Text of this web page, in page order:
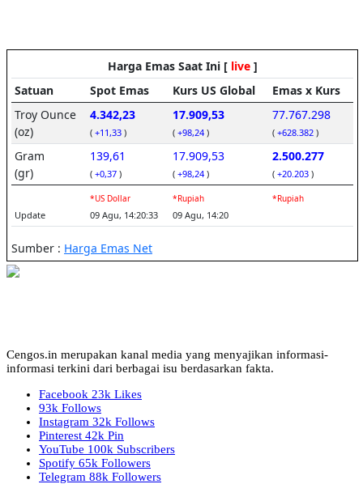
Cengos.in merupakan kanal media yang menyajikan informasi-
informasi terkini dari berbagai isu berdasarkan fakta.
Facebook 23k Likes
93k Follows
Instagram 32k Follows
Pinterest 42k Pin
YouTube 100k Subscribers
Spotify 65k Followers
Telegram 88k Followers